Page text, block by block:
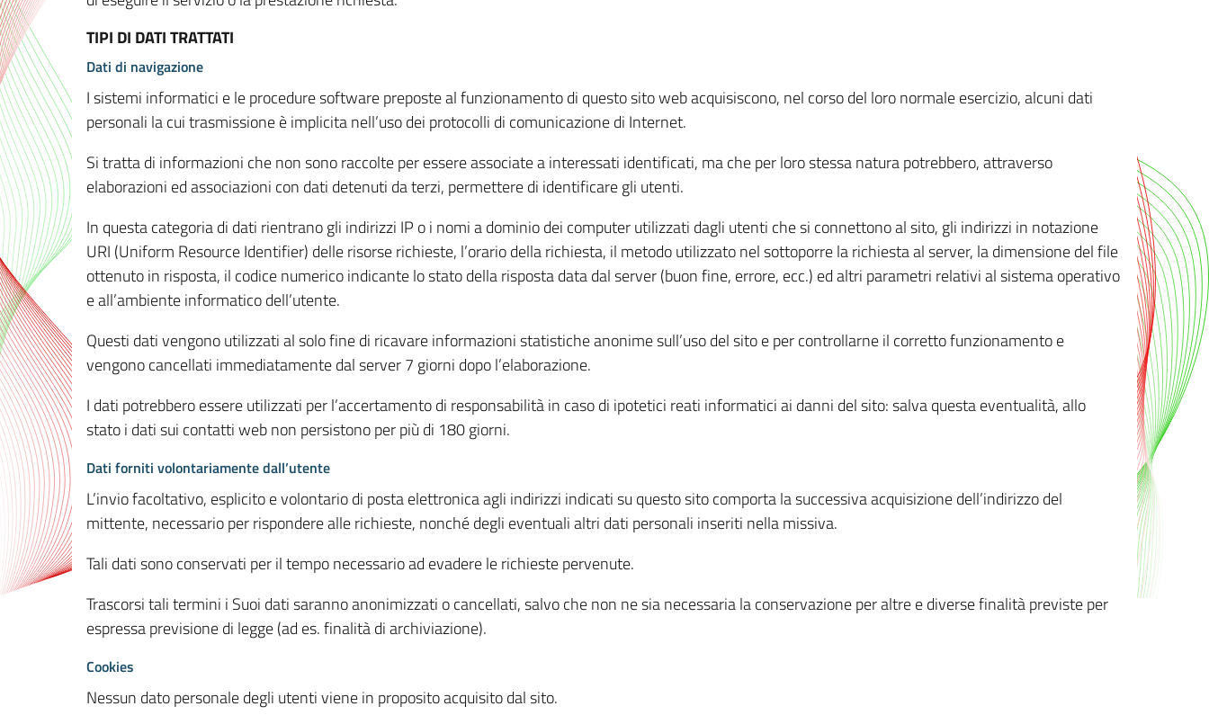
TIPI DI DATI TRATTATI
Dati di navigazione
I sistemi informatici e le procedure software preposte al funzionamento di questo sito web acquisiscono, nel corso del loro normale esercizio, alcuni dati
personali la cui trasmissione è implicita nell’uso dei protocolli di comunicazione di Internet.
Si tratta di informazioni che non sono raccolte per essere associate a interessati identificati, ma che per loro stessa natura potrebbero, attraverso
elaborazioni ed associazioni con dati detenuti da terzi, permettere di identificare gli utenti.
In questa categoria di dati rientrano gli indirizzi IP o i nomi a dominio dei computer utilizzati dagli utenti che si connettono al sito, gli indirizzi in notazione
URI (Uniform Resource Identifier) delle risorse richieste, l’orario della richiesta, il metodo utilizzato nel sottoporre la richiesta al server, la dimensione del file
ottenuto in risposta, il codice numerico indicante lo stato della risposta data dal server (buon fine, errore, ecc.) ed altri parametri relativi al sistema operativo
e all’ambiente informatico dell’utente.
Questi dati vengono utilizzati al solo fine di ricavare informazioni statistiche anonime sull’uso del sito e per controllarne il corretto funzionamento e
vengono cancellati immediatamente dal server 7 giorni dopo l’elaborazione.
I dati potrebbero essere utilizzati per l’accertamento di responsabilità in caso di ipotetici reati informatici ai danni del sito: salva questa eventualità, allo
stato i dati sui contatti web non persistono per più di 180 giorni.
Dati forniti volontariamente dall’utente
L’invio facoltativo, esplicito e volontario di posta elettronica agli indirizzi indicati su questo sito comporta la successiva acquisizione dell’indirizzo del
mittente, necessario per rispondere alle richieste, nonché degli eventuali altri dati personali inseriti nella missiva.
Tali dati sono conservati per il tempo necessario ad evadere le richieste pervenute.
Trascorsi tali termini i Suoi dati saranno anonimizzati o cancellati, salvo che non ne sia necessaria la conservazione per altre e diverse finalità previste per
espressa previsione di legge (ad es. finalità di archiviazione).
Cookies
Nessun dato personale degli utenti viene in proposito acquisito dal sito.